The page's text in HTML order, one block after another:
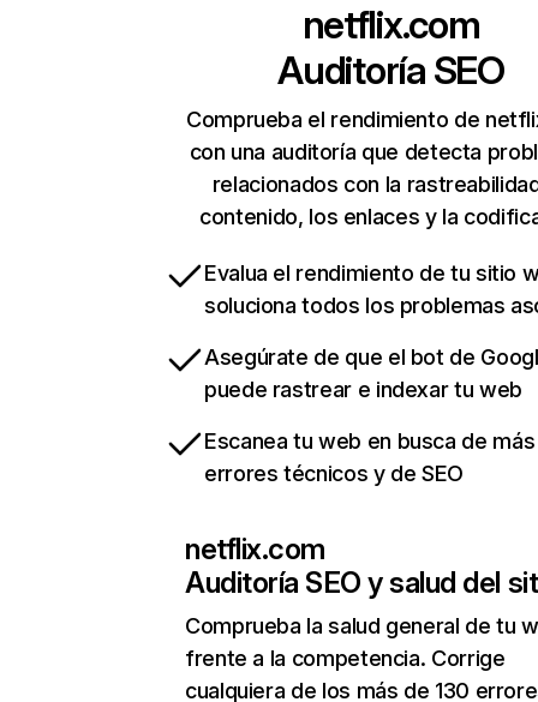
netflix.com
Auditoría SEO
Comprueba el rendimiento de
con una auditoría que detecta
relacionados con la
contenido, los enlaces y la
Evalua el rendimiento de tu sitio
soluciona todos los problemas
Asegúrate de que el bot de
puede rastrear e indexar tu web
Escanea tu web en busca de
errores técnicos y de SEO
netflix.com
Auditoría SEO y salud del
Comprueba la salud general de tu
frente a la competencia. Corrige
cualquiera de los más de 130